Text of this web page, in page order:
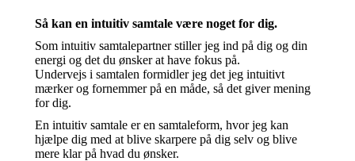
Så kan en intuitiv samtale være noget for dig.
Som intuitiv samtalepartner stiller jeg ind på dig og din
energi og det du ønsker at have fokus på.
Undervejs i samtalen formidler jeg det jeg intuitivt
mærker og fornemmer på en måde, så det giver mening
for dig.
En intuitiv samtale er en samtaleform, hvor jeg kan
hjælpe dig med at blive skarpere på dig selv og blive
mere klar på hvad du ønsker.